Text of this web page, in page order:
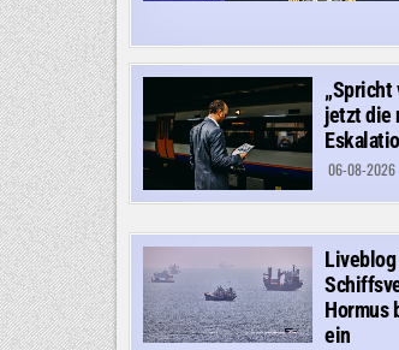
„Spricht
jetzt die
06-08-2026
Hormus
ein